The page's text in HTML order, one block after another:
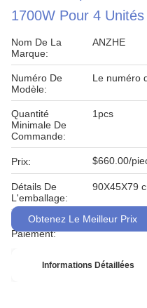
1700W Pour 4
Nom De La
Marque:
ANZHE
Numéro De
Modèle:
Le numéro
Quantité
Minimale De
Commande:
1pcs
Prix: $660.00/
Détails De
L'emballage:
90X45X79
Conditions De
Paiement:
T / T,
Obtenez Le Meilleur Prix
Informations Détaillées